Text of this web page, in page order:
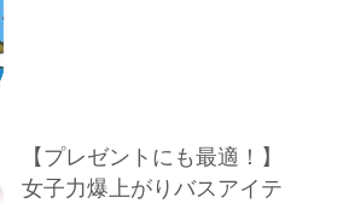
【プレゼントにも最適！】
女子力爆上がりバスアイテ